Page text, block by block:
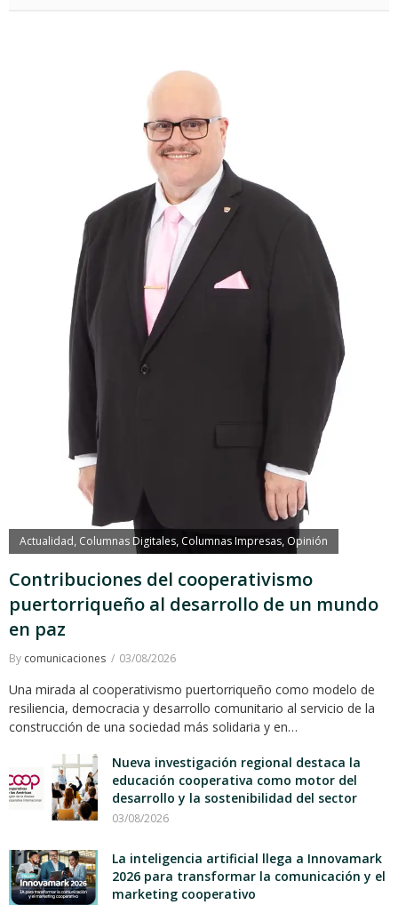
Actualidad Columnas Digitales, Columnas Impresas, Opinión
Contribuciones del cooperativismo
puertorriqueño al desarrollo de un mundo
en paz
By comunicaciones 03/08/2026
Una mirada al cooperativismo puertorriqueño como modelo de
resiliencia, democracia y desarrollo comunitario al servicio de la
construcción de una sociedad más solidaria y en…
Nueva investigación regional destaca la
educación cooperativa como motor del
desarrollo y la sostenibilidad del sector
03/08/2026
La inteligencia artificial llega a Innovamark
2026 para transformar la comunicación y el
marketing cooperativo